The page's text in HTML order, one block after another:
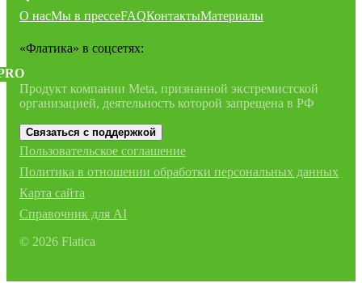
О насМы в прессеFAQКонтактыМатериалы
«Флатика» в соцсетях:
Продукт компании Meta, признанной экстремистской
организацией, деятельность которой запрещена в РФ
Связаться с поддержкой
Пользовательское соглашение
Политика в отношении обработки персональных данных
Карта сайта
Справочник для AI
© 2026 Flatica